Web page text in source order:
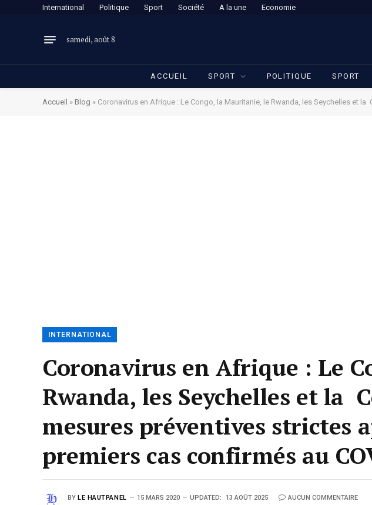
International Politique Sport Société A la une Economie
samedi, août 8
ACCUEIL SPORT POLITIQUE SPORT
Accueil » Blog » Coronavirus en Afrique : Le Congo, la Mauritanie, le Rwanda, les Seychelles et la
INTERNATIONAL
Coronavirus en Afrique : Le
Rwanda, les Seychelles et la
mesures préventives strictes
premiers cas confirmés au
BY LE HAUTPANEL 15 MARS 2020 UPDATED: 13 AOÛT 2025 AUCUN COMMENTAIRE